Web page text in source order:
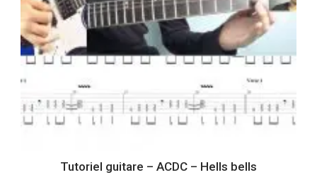
Tutoriel guitare – ACDC – Hells bells